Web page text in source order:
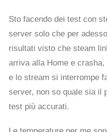
Sto facendo dei test con
server solo che per
risultati visto che steam
arriva alla Home e
e lo stream si interrompe
server, non so quale sia il
test più accurati.